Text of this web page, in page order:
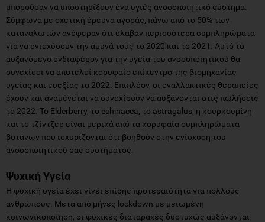
μπορούσαν να υποστηρίξουν ένα υγιές ανοσοποιητικό σύστημα.
Σύμφωνα με σχετική έρευνα αγοράς, πάνω από το 50% των
καταναλωτών ανέφεραν ότι έλαβαν περισσότερα συμπληρώματα
για να ενισχύσουν την άμυνά τους το 2020 και το 2021. Αυτό το
αυξανόμενο ενδιαφέρον για την υγεία του ανοσοποιητικού θα
συνεχίσει να αποτελεί κορυφαίο επίκεντρο της βιομηχανίας
υγείας και ευεξίας το 2022. Επιπλέον, οι εναλλακτικές θεραπείες
έχουν και αναμένεται να συνεχίσουν να αυξάνονται στις πωλήσεις
το 2022. Το Elderberry, το echinacea, το astragalus, η κουρκουμίνη
και το τζίντζερ είναι μερικά από τα κορυφαία συμπληρώματα
βοτάνων που ισχυρίζονται ότι βοηθούν στην ενίσχυση του
ανοσοποιητικού σας συστήματος.
Ψυχική Υγεία
Η ψυχική υγεία έχει γίνει επίσης προτεραιότητα για πολλούς
ανθρώπους. Μετά από μήνες lockdown με μειωμένη
κοινωνικοποίηση, οι ψυχικές διαταραχές δυστυχώς αυξάνονται